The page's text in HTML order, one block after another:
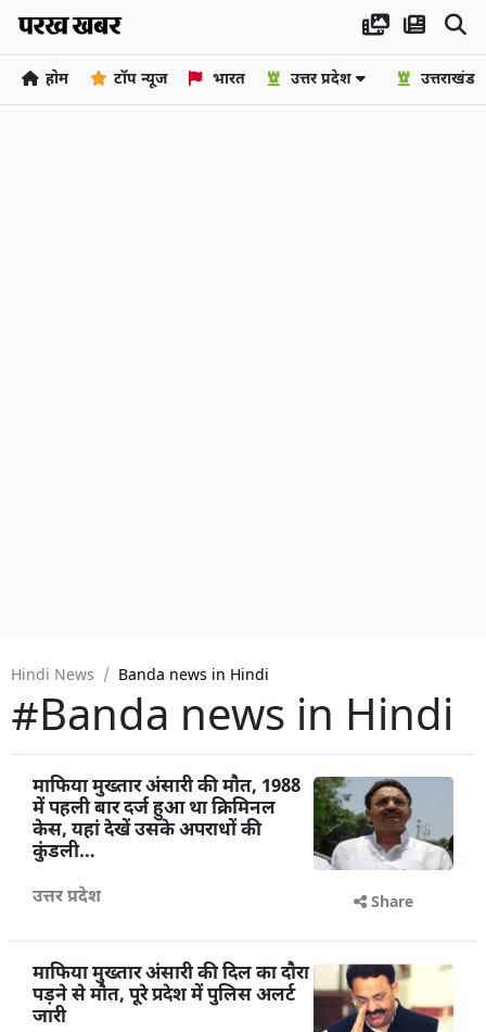
होम टॉप न्यूज भारत उत्तर प्रदेश उत्तराखंड
Hindi News Banda news in Hindi
#Banda news in Hindi
माफिया मुख्तार अंसारी की मौत, 1988
में पहली बार दर्ज हुआ था क्रिमिनल
केस, यहां देखें उसके अपराधों की
कुंडली…
उत्तर प्रदेश Share
माफिया मुख्तार अंसारी की दिल का दौरा
पड़ने से मौत, पूरे प्रदेश में पुलिस अलर्ट
जारी